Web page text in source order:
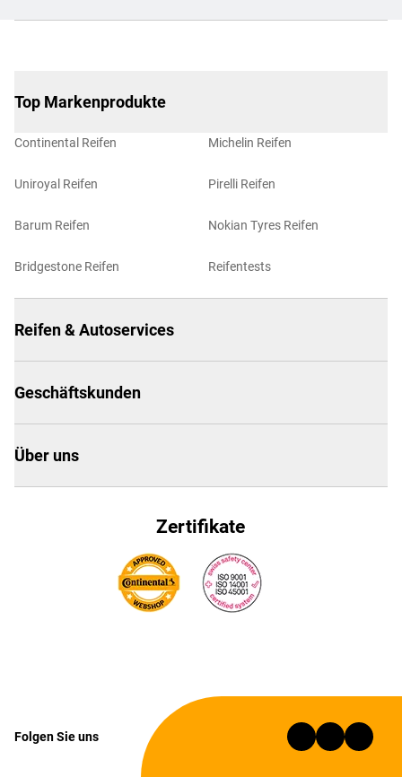
Top Markenprodukte
Continental Reifen
Uniroyal Reifen
Barum Reifen
Bridgestone Reifen
Michelin Reifen
Pirelli Reifen
Nokian Tyres Reifen
Reifentests
Reifen & Autoservices
Geschäftskunden
Über uns
Zertifikate
Folgen Sie uns